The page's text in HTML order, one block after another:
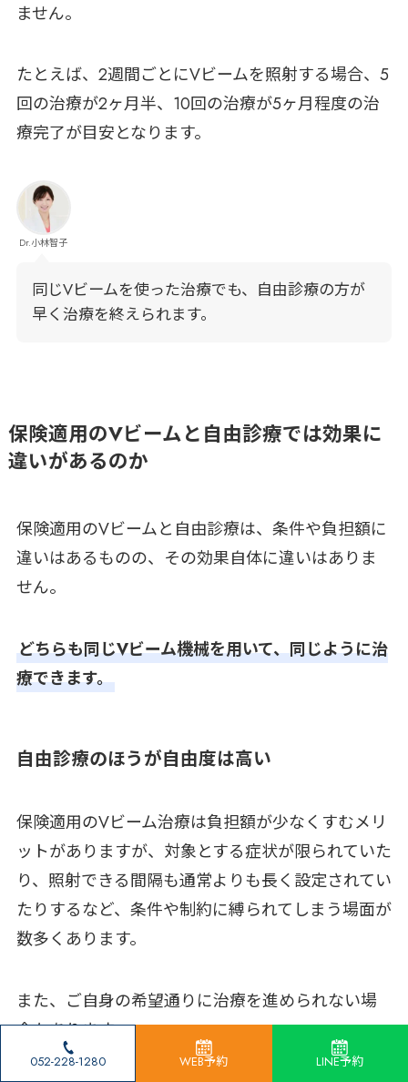
052-228-1280 WEB予約 LINE予約
ません。
たとえば、2週間ごとにVビームを照射する場合、5
回の治療が2ヶ月半、10回の治療が5ヶ月程度の治
療完了が目安となります。
Dr.小林智子
同じVビームを使った治療でも、自由診療の方が
早く治療を終えられます。
保険適用のVビームと自由診療では効果に
違いがあるのか
保険適用のVビームと自由診療は、条件や負担額に
違いはあるものの、その効果自体に違いはありま
せん。
どちらも同じVビーム機械を用いて、同じように治
療できます。
自由診療のほうが自由度は高い
保険適用のVビーム治療は負担額が少なくすむメリ
ットがありますが、対象とする症状が限られていた
り、照射できる間隔も通常よりも長く設定されてい
たりするなど、条件や制約に縛られてしまう場面が
数多くあります。
また、ご自身の希望通りに治療を進められない場
合もあります。